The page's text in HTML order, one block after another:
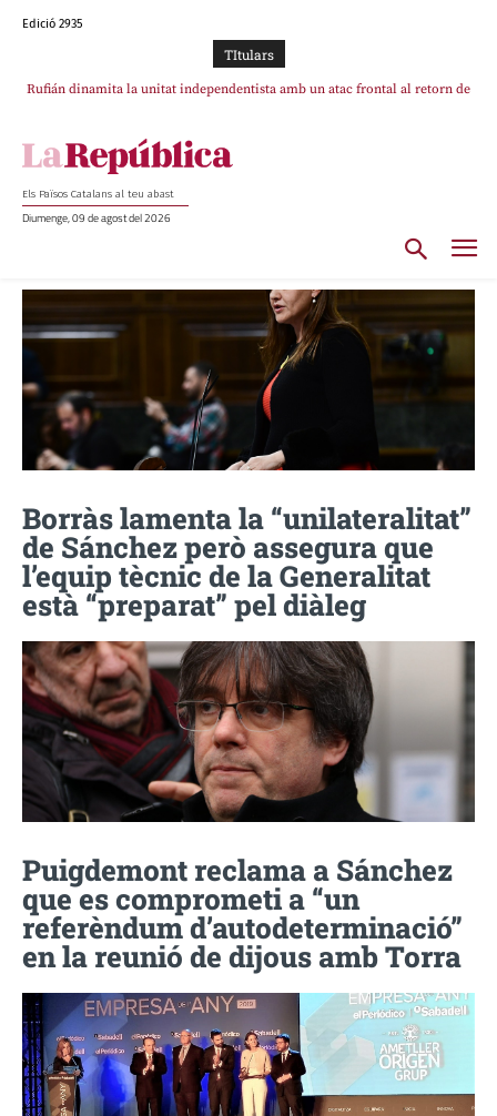
Edició 2935
TItulars
Rufián dinamita la unitat independentista amb un atac frontal al retorn de
Els Països Catalans al teu abast
Diumenge, 09 de agost del 2026
Borràs lamenta la “unilateralitat”
de Sánchez però assegura que
l’equip tècnic de la Generalitat
està “preparat” pel diàleg
Puigdemont reclama a Sánchez
que es comprometi a “un
referèndum d’autodeterminació”
en la reunió de dijous amb Torra